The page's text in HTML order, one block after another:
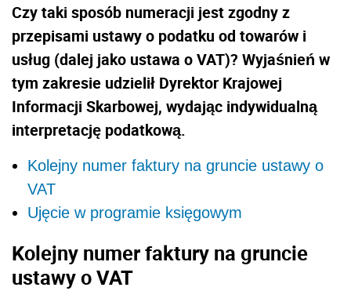
Czy taki sposób numeracji jest zgodny z
przepisami ustawy o podatku od towarów i
usług (dalej jako ustawa o VAT)? Wyjaśnień w
tym zakresie udzielił Dyrektor Krajowej
Informacji Skarbowej, wydając indywidualną
interpretację podatkową.
Kolejny numer faktury na gruncie ustawy o
VAT
Ujęcie w programie księgowym
Kolejny numer faktury na gruncie
ustawy o VAT